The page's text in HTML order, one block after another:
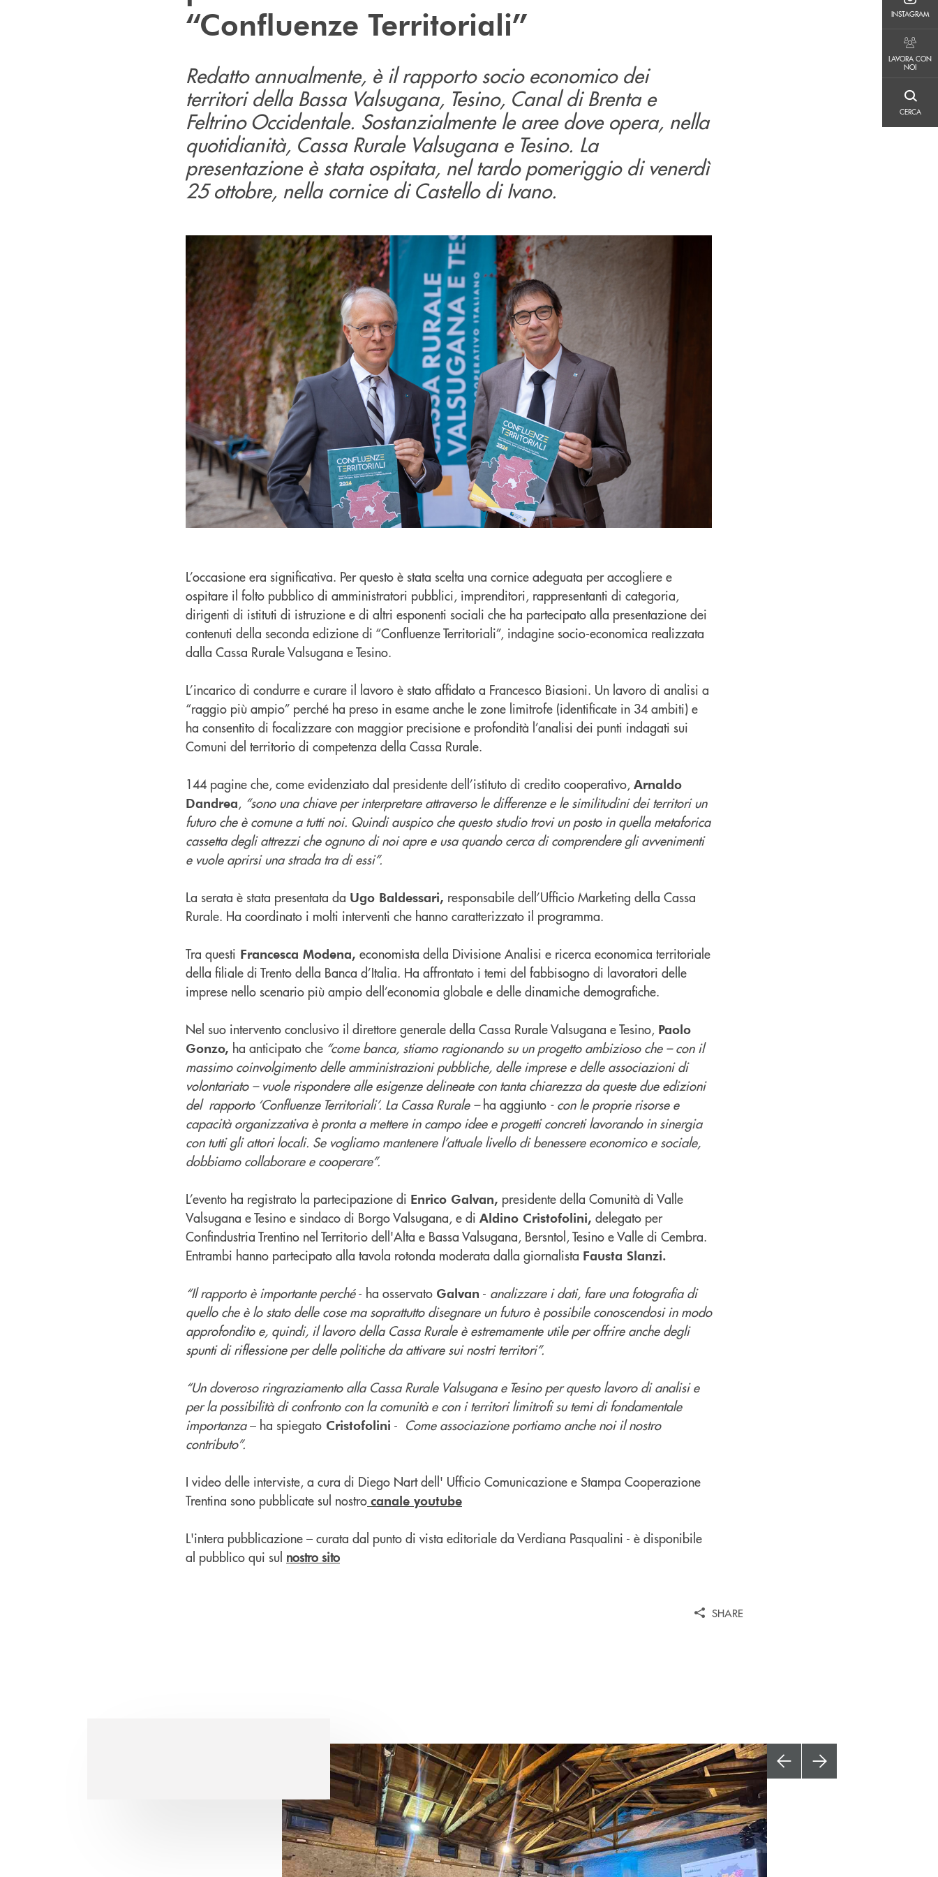
INSTAGRAM
LAVORA CON
NOI
CERCA
“Confluenze Territoriali”
Redatto annualmente, è il rapporto socio economico dei
territori della Bassa Valsugana, Tesino, Canal di Brenta e
Feltrino Occidentale. Sostanzialmente le aree dove opera, nella
quotidianità, Cassa Rurale Valsugana e Tesino. La
presentazione è stata ospitata, nel tardo pomeriggio di venerdì
25 ottobre, nella cornice di Castello di Ivano.
L’occasione era significativa. Per questo è stata scelta una cornice adeguata per accogliere e
ospitare il folto pubblico di amministratori pubblici, imprenditori, rappresentanti di categoria,
dirigenti di istituti di istruzione e di altri esponenti sociali che ha partecipato alla presentazione dei
contenuti della seconda edizione di “Confluenze Territoriali”, indagine socio-economica realizzata
dalla Cassa Rurale Valsugana e Tesino.
L’incarico di condurre e curare il lavoro è stato affidato a Francesco Biasioni. Un lavoro di analisi a
“raggio più ampio” perché ha preso in esame anche le zone limitrofe (identificate in 34 ambiti) e
ha consentito di focalizzare con maggior precisione e profondità l’analisi dei punti indagati sui
Comuni del territorio di competenza della Cassa Rurale.
144 pagine che, come evidenziato dal presidente dell’istituto di credito cooperativo, Arnaldo
Dandrea, “sono una chiave per interpretare attraverso le differenze e le similitudini dei territori un
futuro che è comune a tutti noi. Quindi auspico che questo studio trovi un posto in quella metaforica
cassetta degli attrezzi che ognuno di noi apre e usa quando cerca di comprendere gli avvenimenti
e vuole aprirsi una strada tra di essi”.
La serata è stata presentata da Ugo Baldessari, responsabile dell’Ufficio Marketing della Cassa
Rurale. Ha coordinato i molti interventi che hanno caratterizzato il programma.
Tra questi Francesca Modena, economista della Divisione Analisi e ricerca economica territoriale
della filiale di Trento della Banca d’Italia. Ha affrontato i temi del fabbisogno di lavoratori delle
imprese nello scenario più ampio dell’economia globale e delle dinamiche demografiche.
Nel suo intervento conclusivo il direttore generale della Cassa Rurale Valsugana e Tesino, Paolo
Gonzo, ha anticipato che “come banca, stiamo ragionando su un progetto ambizioso che – con il
massimo coinvolgimento delle amministrazioni pubbliche, delle imprese e delle associazioni di
volontariato – vuole rispondere alle esigenze delineate con tanta chiarezza da queste due edizioni
del rapporto ‘Confluenze Territoriali’. La Cassa Rurale –ha aggiunto - con le proprie risorse e
capacità organizzativa è pronta a mettere in campo idee e progetti concreti lavorando in sinergia
con tutti gli attori locali. Se vogliamo mantenere l’attuale livello di benessere economico e sociale,
dobbiamo collaborare e cooperare”.
L’evento ha registrato la partecipazione di Enrico Galvan, presidente della Comunità di Valle
Valsugana e Tesino e sindaco di Borgo Valsugana, e di Aldino Cristofolini, delegato per
Confindustria Trentino nel Territorio dell'Alta e Bassa Valsugana, Bersntol, Tesino e Valle di Cembra.
Entrambi hanno partecipato alla tavola rotonda moderata dalla giornalista Fausta Slanzi.
“Il rapporto è importante perché- ha osservato Galvan - analizzare i dati, fare una fotografia di
quello che è lo stato delle cose ma soprattutto disegnare un futuro è possibile conoscendosi in modo
approfondito e, quindi, il lavoro della Cassa Rurale è estremamente utile per offrire anche degli
spunti di riflessione per delle politiche da attivare sui nostri territori”.
“Un doveroso ringraziamento alla Cassa Rurale Valsugana e Tesino per questo lavoro di analisi e
per la possibilità di confronto con la comunità e con i territori limitrofi su temi di fondamentale
importanza– ha spiegato Cristofolini - Come associazione portiamo anche noi il nostro
contributo”.
I video delle interviste, a cura di Diego Nart dell' Ufficio Comunicazione e Stampa Cooperazione
Trentina sono pubblicate sul nostro canale youtube
L'intera pubblicazione – curata dal punto di vista editoriale da Verdiana Pasqualini - è disponibile
al pubblico qui sul nostro sito
SHARE